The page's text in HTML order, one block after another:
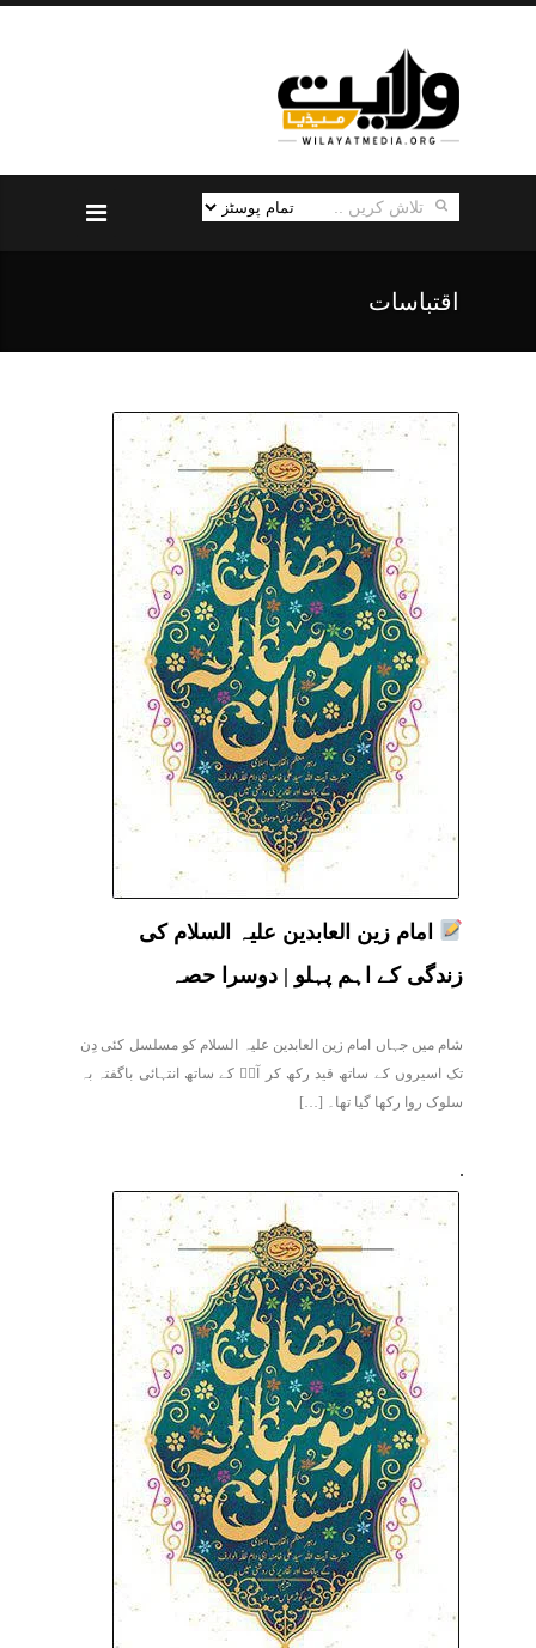
اقتباسات
امام زین العابدین علیہ السلام کی
زندگی کے اہم پہلو | دوسرا حصہ
شام میں جہاں امام زین العابدین علیہ السلام کو مسلسل کئی دِن
تک اسیروں کے ساتھ قید رکھ کر آپؑ کے ساتھ انتہائی باگفتہ بہ
سلوک روا رکھا گیا تھا۔ […]